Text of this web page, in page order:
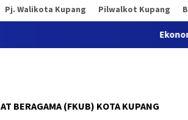
Pj. Walikota Kupang Pilwalkot Kupang
BERAGAMA (FKUB) KOTA KUPANG